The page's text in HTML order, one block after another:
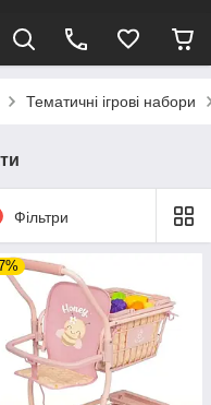
Тематичні ігрові набори
Фільтри